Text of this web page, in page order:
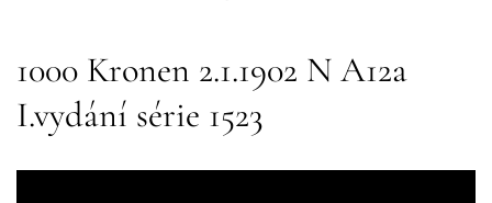
1000 Kronen 2.1.1902 N A12a
I.vydání série 1523